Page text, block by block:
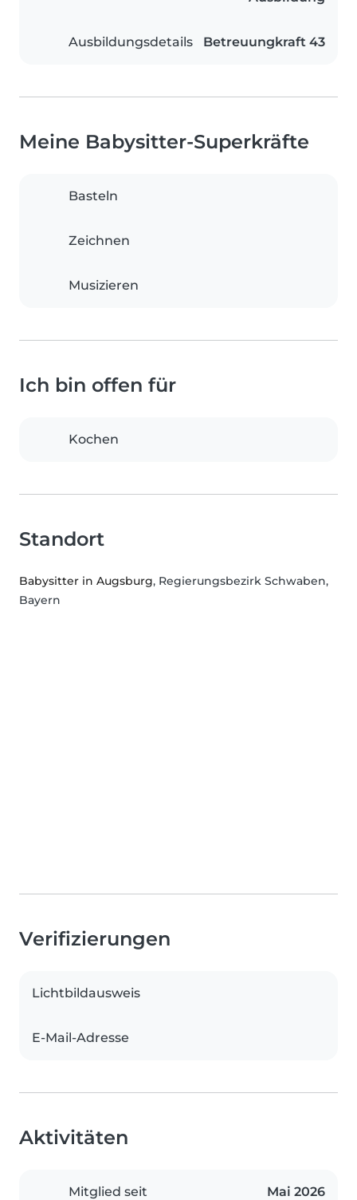
Ausbildungsdetails Betreuungkraft 43
Meine Babysitter-Superkräfte
Basteln
Zeichnen
Musizieren
Ich bin offen für
Kochen
Standort
Babysitter in Augsburg, Regierungsbezirk Schwaben,
Bayern
Verifizierungen
Lichtbildausweis
E-Mail-Adresse
Aktivitäten
Mitglied seit Mai 2026